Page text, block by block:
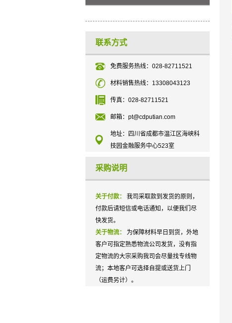
联系方式
免费服务热线：028-82711521
材料销售热线：13308043123
传真：028-82711521
邮箱：pt@cdputian.com
地址：四川省成都市温江区海峡科
技园金融服务中心523室
采购说明
关于付款：
我司采取款到发货的原则，
付款后请短信或电话通知，以便我们尽
快发货。
关于物流：
为保障材料早日到货，外地
客户可指定熟悉物流公司发货，没有指
定物流的大宗采购我司会尽量找专线物
流；本地客户可选择自提或送货上门
（运费另计）。